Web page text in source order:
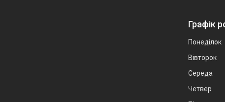
Графік
Понеділок
Вівторок
Середа
Четвер